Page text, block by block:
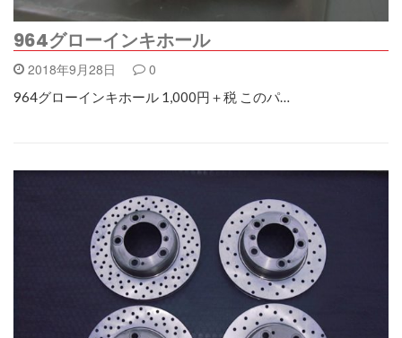
964グローインキホール
2018年9月28日 0
964グローインキホール 1,000円＋税 このパ…